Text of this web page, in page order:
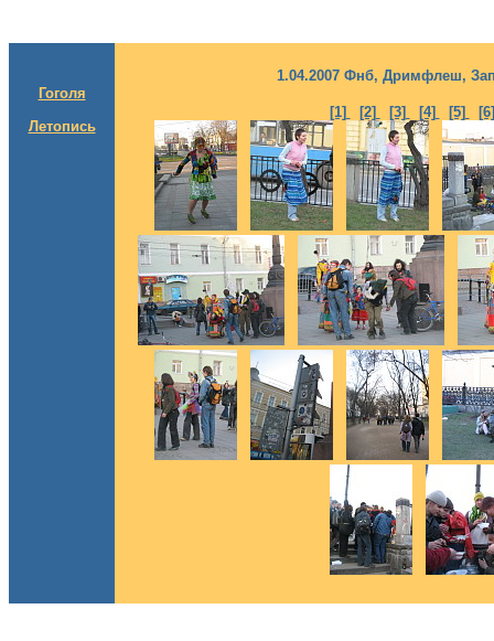
Гоголя
Летопись
1.04.2007 Фнб, Дримфлеш,
[1] [2] [3] [4] [5]